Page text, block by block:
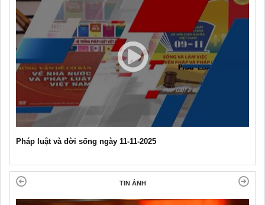
Pháp luật và đời sống ngày 11-11-2025
TIN ẢNH